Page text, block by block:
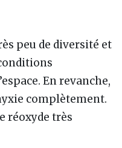
peu de diversité et
En revanche,
complètement.
réoxyde très